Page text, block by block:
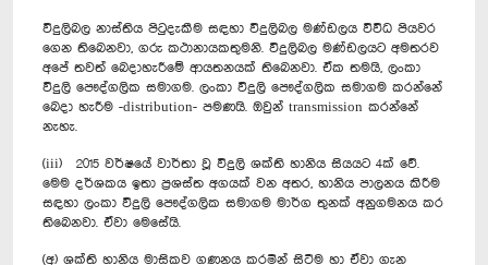
විදුලිබල නාස්තිය පිටුදැකීම සඳහා විදුලිබල මණ්ඩලය විවිධ පියවර
ගෙන තිබෙනවා, ගරු කථානායකතුමනි. විදුලිබල මණ්ඩලයට අමතරව
අපේ තවත් බෙදාහැරීමේ ආයතනයක් තිබෙනවා. ඒක තමයි, ලංකා
විදුලි පෞද්ගලික සමාගම. ලංකා විදුලි පෞද්ගලික සමාගම කරන්නේ
බෙදා හැරීම -distribution- පමණයි. ඔවුන් transmission කරන්නේ
නැහැ.
(iii) 2015 වර්ෂයේ වාර්තා වූ විදුලි ශක්ති හානිය සියයට 4ක් වේ.
මෙම දර්ශකය ඉතා ප්‍රශස්ත අගයක් වන අතර, හානිය පාලනය කිරීම
සඳහා ලංකා විදුලි පෞද්ගලික සමාගම මාර්ග තුනක් අනුගමනය කර
තිබෙනවා. ඒවා මෙසේයි.
(අ) ශක්ති හානිය මාසිකව ගණනය කරමින් සිටීම හා ඒවා ගැන